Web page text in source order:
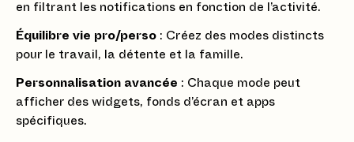
en filtrant les notifications en fonction de l’activité.
Équilibre vie pro/perso : Créez des modes distincts
pour le travail, la détente et la famille.
Personnalisation avancée : Chaque mode peut
afficher des widgets, fonds d’écran et apps
spécifiques.